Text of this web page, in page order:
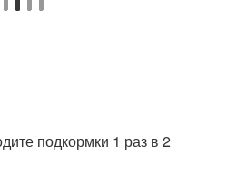
подкормки 1 раз в 2